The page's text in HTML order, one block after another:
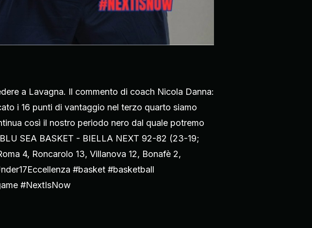
a Lavagna. Il commento di coach Nicola Danna:
i 16 punti di vantaggio nel terzo quarto siamo
così il nostro periodo nero dal quale potremo
SEA BASKET - BIELLA NEXT 92-82 (23-19;
4, Roncarolo 13, Villanova 12, Bonafè 2,
#basket #basketball
#NextIsNow